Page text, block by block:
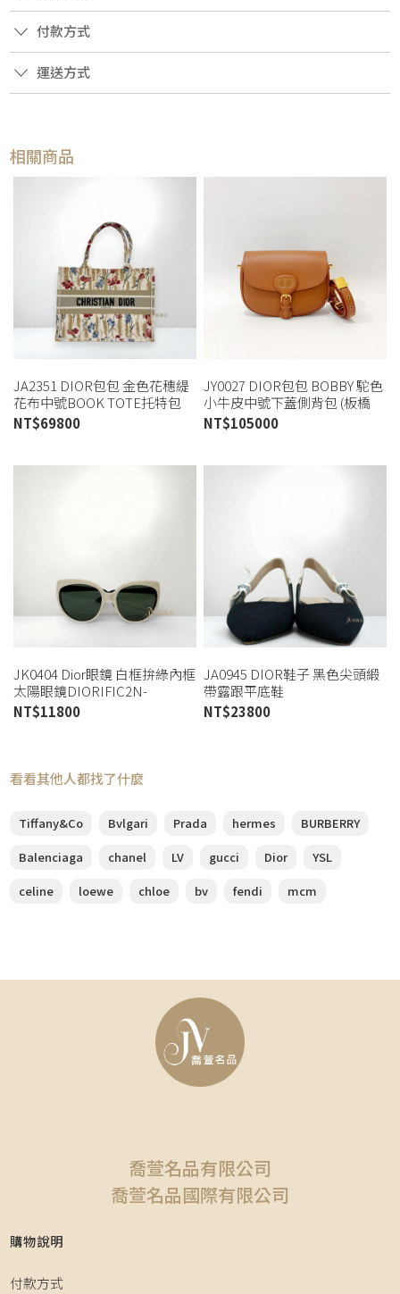
付款方式
運送方式
相關商品
JA2351 DIOR包包 金色花穗緹
花布中號BOOK TOTE托特包
(桃園店)
NT$69800
JY0027 DIOR包包 BOBBY 駝色
小牛皮中號下蓋側背包 (板橋
店)
NT$105000
JK0404 Dior眼鏡 白框拚綠內框
太陽眼鏡DIORIFIC2N-
3C085(高雄店)
NT$11800
JA0945 DIOR鞋子 黑色尖頭緞
帶露跟平底鞋
KCB384TFL_S900 (桃園店)
NT$23800
看看其他人都找了什麼
Tiffany&Co Bvlgari Prada hermes
BURBERRY
Balenciaga
chanel LV gucci Dior
YSL
celine
loewe chloe bv fendi mcm
喬萱名品有限公司
喬萱名品國際有限公司
購物說明
付款方式